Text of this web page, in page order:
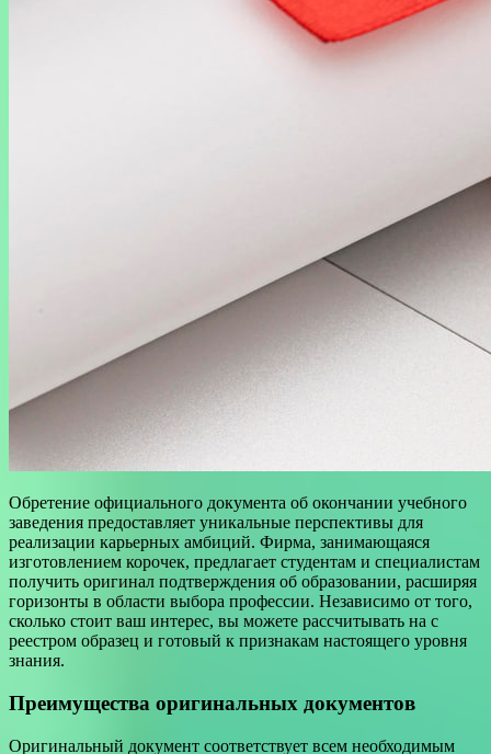
Обретение официального документа об окончании учебного
заведения предоставляет уникальные перспективы для
реализации карьерных амбиций. Фирма, занимающаяся
изготовлением корочек, предлагает студентам и специалистам
получить оригинал подтверждения об образовании, расширяя
горизонты в области выбора профессии. Независимо от того,
сколько стоит ваш интерес, вы можете рассчитывать на с
реестром образец и готовый к признакам настоящего уровня
знания.
Преимущества оригинальных документов
Оригинальный документ соответствует всем необходимым